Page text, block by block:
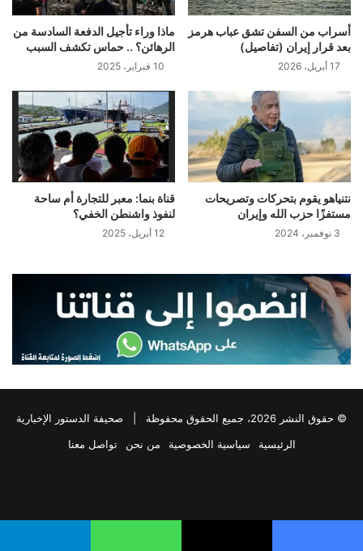
أسراب من السفن تشق عباب هرمز
بعد قرار إيران (تفاصيل)
17 أبريل، 2026
ماذا وراء تأجيل الدفعة السادسة من
الرهائن؟ .. حماس تكشف السبب
10 فبراير، 2025
نتنياهو يقوم بتحركات وتصريحات
مستفزًا حزب الله وإيران
3 نوفمبر، 2024
قناة بنما: معبر للتجارة أم ساحة
لنفوذ واشنطن الخفي؟
12 أبريل، 2025
© حقوق النشر 2026، جميع الحقوق محفوظة |
صحيفة الدستور الإخبارية
الرئيسية
سياسية الخصوصية من نحن تواصل معنا